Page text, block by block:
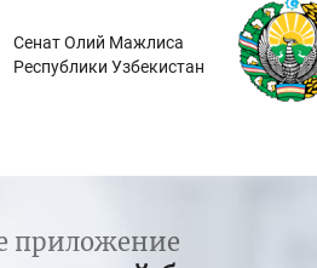
Сенат Олий Мажлиса
Республики Узбекистан
приложение